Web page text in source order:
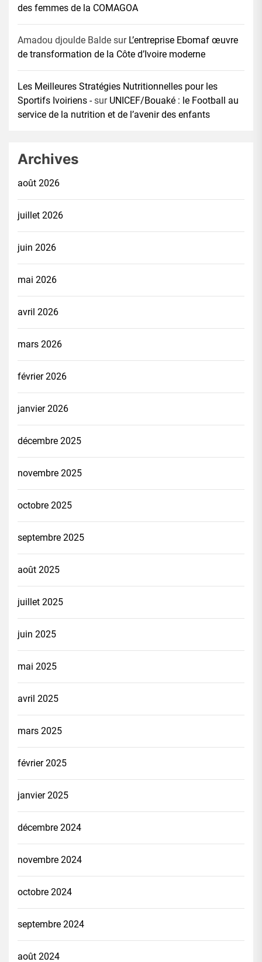
des femmes de la COMAGOA
Amadou djoulde Balde sur L’entreprise Ebomaf œuvre
de transformation de la Côte d’Ivoire moderne
Les Meilleures Stratégies Nutritionnelles pour les
Sportifs Ivoiriens -sur UNICEF/Bouaké : le Football au
service de la nutrition et de l’avenir des enfants
Archives
août 2026
juillet 2026
juin 2026
mai 2026
avril 2026
mars 2026
février 2026
janvier 2026
décembre 2025
novembre 2025
octobre 2025
septembre 2025
août 2025
juillet 2025
juin 2025
mai 2025
avril 2025
mars 2025
février 2025
janvier 2025
décembre 2024
novembre 2024
octobre 2024
septembre 2024
août 2024